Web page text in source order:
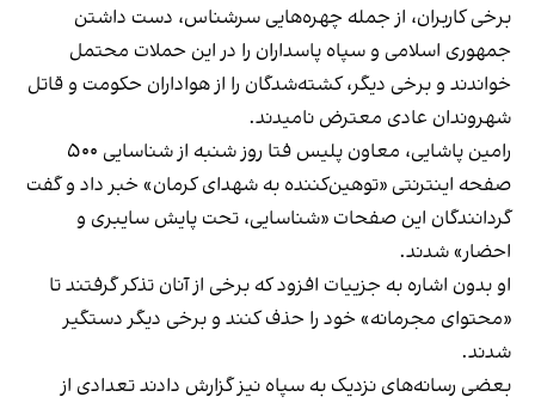
برخی کاربران، از جمله چهره‌هایی سرشناس، دست داشتن
جمهوری اسلامی و سپاه پاسداران را در این حملات محتمل
خواندند و برخی دیگر، کشته‌شدگان را از هواداران حکومت و قاتل
شهروندان عادی معترض نامیدند.
رامین پاشایی، معاون پلیس فتا روز شنبه از شناسایی ۵۰۰
صفحه اینترنتی «توهین‌کننده به شهدای کرمان» خبر داد و گفت
گردانندگان این صفحات «شناسایی، تحت پایش سایبری و
احضار» شدند.
او بدون اشاره به جزییات افزود که برخی از آنان تذکر گرفتند تا
«محتوای مجرمانه» خود را حذف کنند و برخی دیگر دستگیر
شدند.
بعضی رسانه‌های نزدیک به سپاه نیز گزارش دادند تعدادی از